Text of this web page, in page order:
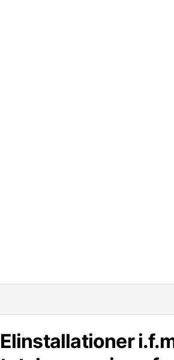
Elinstallationer